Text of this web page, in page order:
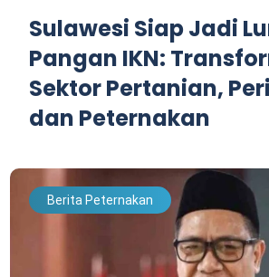
Sulawesi Siap Jadi
Pangan IKN:
Sektor Pertanian,
dan Peternakan
Berita Peternakan